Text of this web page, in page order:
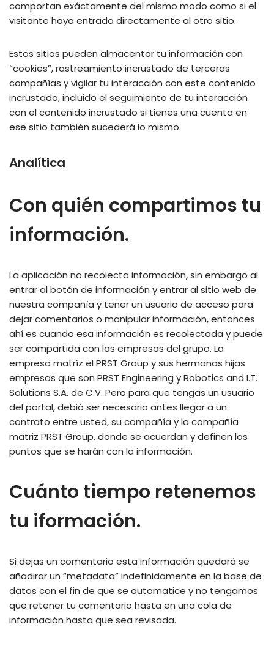
comportan exáctamente del mismo modo como si el
visitante haya entrado directamente al otro sitio.
Estos sitios pueden almacentar tu información con
“cookies”, rastreamiento incrustado de terceras
compañías y vigilar tu interacción con este contenido
incrustado, incluido el seguimiento de tu interacción
con el contenido incrustado si tienes una cuenta en
ese sitio también sucederá lo mismo.
Analítica
Con quién compartimos tu
información.
La aplicación no recolecta información, sin embargo al
entrar al botón de información y entrar al sitio web de
nuestra compañía y tener un usuario de acceso para
dejar comentarios o manipular información, entonces
ahí es cuando esa información es recolectada y puede
ser compartida con las empresas del grupo. La
empresa matríz el PRST Group y sus hermanas hijas
empresas que son PRST Engineering y Robotics and I.T.
Solutions S.A. de C.V. Pero para que tengas un usuario
del portal, debió ser necesario antes llegar a un
contrato entre usted, su compañía y la compañía
matriz PRST Group, donde se acuerdan y definen los
puntos que se harán con la información.
Cuánto tiempo retenemos
tu iformación.
Si dejas un comentario esta información quedará se
añadirar un “metadata” indefinidamente en la base de
datos con el fin de que se automatice y no tengamos
que retener tu comentario hasta en una cola de
información hasta que sea revisada.